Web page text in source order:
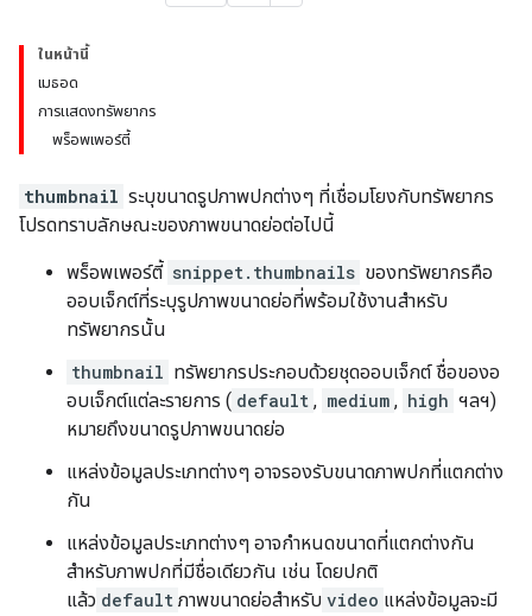
ในหน้านี้
เมธอด
การแสดงทรัพยากร
พร็อพเพอร์ตี้
thumbnail ระบุขนาดรูปภาพปกต่างๆ ที่เชื่อมโยงกับทรัพยากร
โปรดทราบลักษณะของภาพขนาดย่อต่อไปนี้
พร็อพเพอร์ตี้ snippet.thumbnails ของทรัพยากรคือ
ออบเจ็กต์ที่ระบุรูปภาพขนาดย่อที่พร้อมใช้งานสำหรับ
ทรัพยากรนั้น
thumbnail ทรัพยากรประกอบด้วยชุดออบเจ็กต์ ชื่อของอ
อบเจ็กต์แต่ละรายการ ( default , medium , high ฯลฯ)
หมายถึงขนาดรูปภาพขนาดย่อ
แหล่งข้อมูลประเภทต่างๆ อาจรองรับขนาดภาพปกที่แตกต่าง
กัน
แหล่งข้อมูลประเภทต่างๆ อาจกำหนดขนาดที่แตกต่างกัน
สำหรับภาพปกที่มีชื่อเดียวกัน เช่น โดยปกติ
แล้ว default ภาพขนาดย่อสำหรับ video แหล่งข้อมูลจะมี